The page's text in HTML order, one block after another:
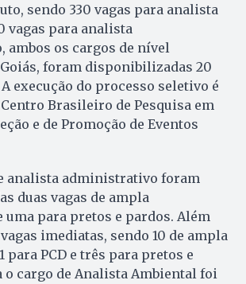
sendo 330 vagas para analista
vagas para analista
ambos os cargos de nível
foram disponibilizadas 20
execução do processo seletivo é
Brasileiro de Pesquisa em
e de Promoção de Eventos
analista administrativo foram
duas vagas de ampla
uma para pretos e pardos. Além
imediatas, sendo 10 de ampla
para PCD e três para pretos e
o cargo de Analista Ambiental foi